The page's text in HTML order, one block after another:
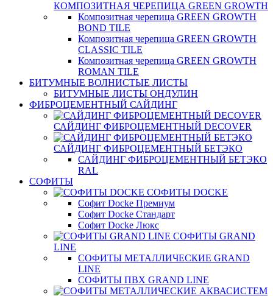
КОМПОЗИТНАЯ ЧЕРЕПИЦА GREEN GROWTH
Композитная черепица GREEN GROWTH
BOND TILE
Композитная черепица GREEN GROWTH
CLASSIC TILE
Композитная черепица GREEN GROWTH
ROMAN TILE
БИТУМНЫЕ ВОЛНИСТЫЕ ЛИСТЫ
БИТУМНЫЕ ЛИСТЫ ОНДУЛИН
ФИБРОЦЕМЕНТНЫЙ САЙДИНГ
САЙДИНГ ФИБРОЦЕМЕНТНЫЙ DECOVER
САЙДИНГ ФИБРОЦЕМЕНТНЫЙ БЕТЭКО
САЙДИНГ ФИБРОЦЕМЕНТНЫЙ БЕТЭКО
RAL
СОФИТЫ
СОФИТЫ DOCKE
Софит Docke Премиум
Софит Docke Стандарт
Софит Docke Люкс
СОФИТЫ GRAND
LINE
СОФИТЫ МЕТАЛЛИЧЕСКИЕ GRAND
LINE
СОФИТЫ ПВХ GRAND LINE